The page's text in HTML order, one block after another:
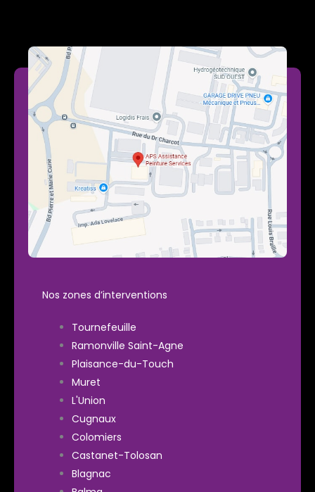
Nos zones d’interventions
Tournefeuille
Ramonville Saint-Agne
Plaisance-du-Touch
Muret
L'Union
Cugnaux
Colomiers
Castanet-Tolosan
Blagnac